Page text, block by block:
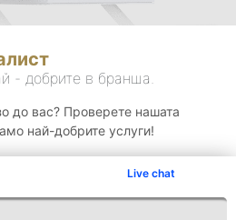
Live chat
- добрите в бранша.
до вас? Проверете нашата
най-добрите услуги!